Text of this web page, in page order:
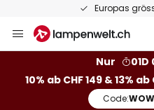
Europas
Inhalt
Nur
01D
10% ab CHF 149 & 13%
Code:WOW